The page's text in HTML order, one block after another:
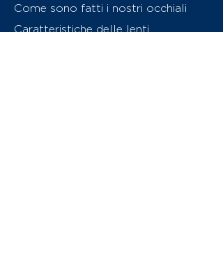
Come sono fatti i nostri occhiali
Caratteristiche delle lenti